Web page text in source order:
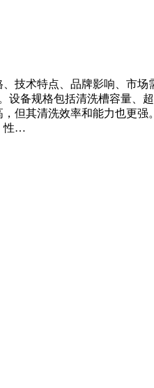
技术特点、品牌影响、市
备规格包括清洗槽容量、
但其清洗效率和能力也更
性…